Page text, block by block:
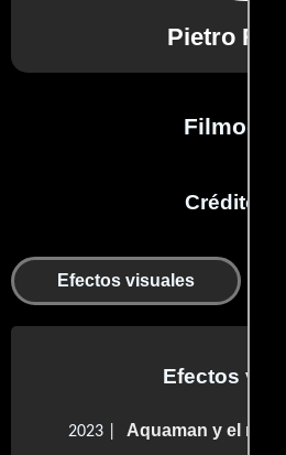
Pietro
Créditos
Efectos visuales
Efectos
2023 | Aquaman y el